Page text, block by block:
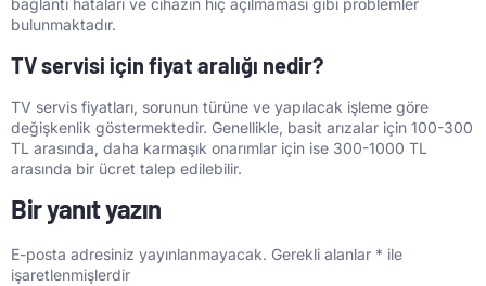
bağlantı hataları ve cihazın hiç açılmaması gibi problemler
bulunmaktadır.
TV servisi için fiyat aralığı nedir?
TV servis fiyatları, sorunun türüne ve yapılacak işleme göre
değişkenlik göstermektedir. Genellikle, basit arızalar için 100-300
TL arasında, daha karmaşık onarımlar için ise 300-1000 TL
arasında bir ücret talep edilebilir.
Bir yanıt yazın
E-posta adresiniz yayınlanmayacak. Gerekli alanlar * ile
işaretlenmişlerdir